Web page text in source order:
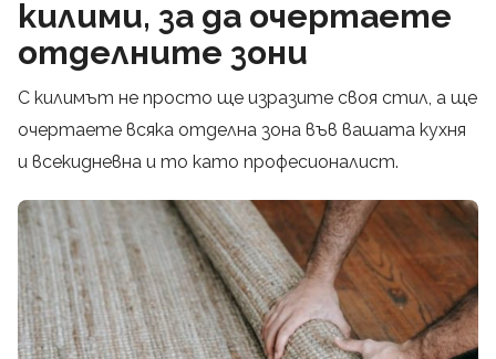
килими, за да очертаете
отделните зони
С килимът не просто ще изразите своя стил, а ще
очертаете всяка отделна зона във вашата кухня
и всекидневна и то като професионалист.